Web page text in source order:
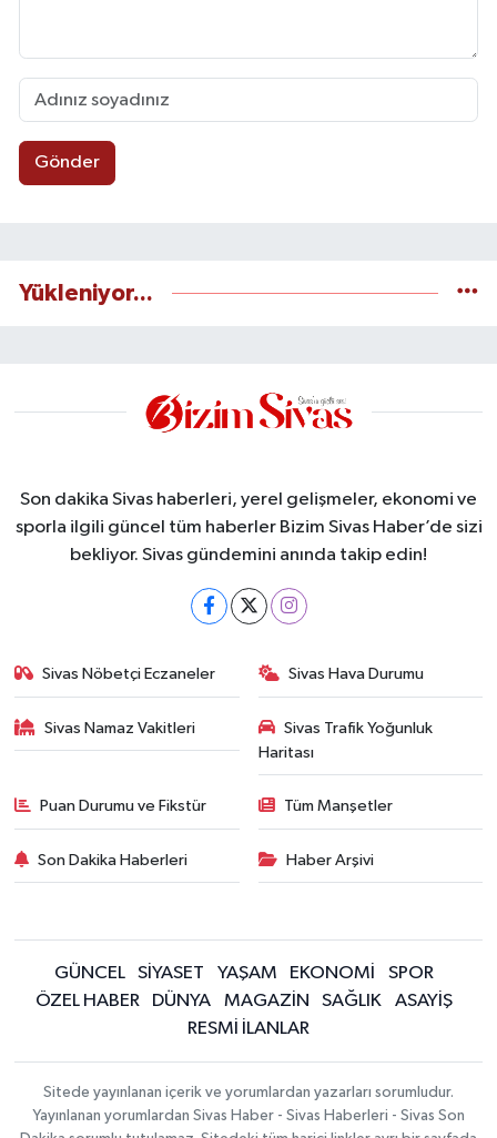
Gönder
Yükleniyor...
Son dakika Sivas haberleri, yerel gelişmeler, ekonomi ve
sporla ilgili güncel tüm haberler Bizim Sivas Haber’de sizi
bekliyor. Sivas gündemini anında takip edin!
Sivas Nöbetçi Eczaneler Sivas Hava Durumu
Sivas Namaz Vakitleri
Sivas Trafik Yoğunluk
Haritası
Puan Durumu ve Fikstür Tüm Manşetler
Son Dakika Haberleri Haber Arşivi
GÜNCEL SİYASET YAŞAM EKONOMİ
SPOR
ÖZEL HABER
DÜNYA MAGAZİN SAĞLIK
ASAYİŞ
RESMİ İLANLAR
Sitede yayınlanan içerik ve yorumlardan yazarları sorumludur.
Yayınlanan yorumlardan Sivas Haber - Sivas Haberleri - Sivas Son